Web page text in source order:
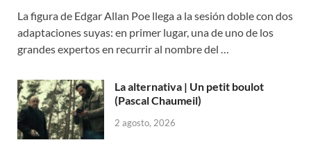
La figura de Edgar Allan Poe llega a la sesión doble con dos
adaptaciones suyas: en primer lugar, una de uno de los
grandes expertos en recurrir al nombre del …
La alternativa | Un petit boulot
(Pascal Chaumeil)
2 agosto, 2026